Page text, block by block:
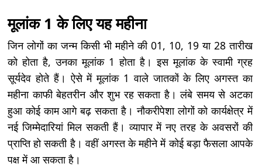
मूलांक 1 के लिए यह महीना
जिन लोगों का जन्म किसी भी महीने की 01, 10, 19 या 28 तारीख
को होता है, उनका मूलांक 1 होता है। इस मूलांक के स्वामी ग्रह
सूर्यदेव होते हैं। ऐसे में मूलांक 1 वाले जातकों के लिए अगस्त का
महीना काफी बेहतरीन और शुभ रह सकता है। लंबे समय से अटका
हुआ कोई काम आगे बढ़ सकता है। नौकरीपेशा लोगों को कार्यक्षेत्र में
नई जिम्मेदारियां मिल सकती हैं। व्यापार में नए तरह के अवसरों की
प्राप्ति हो सकती है। वहीं अगस्त के महीने में कोई बड़ा फैसला आपके
पक्ष में आ सकता है।